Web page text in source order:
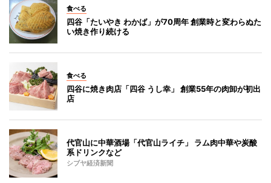
食べる
四谷「たいやき わかば」が70周年 創業時と変わらぬた
い焼き作り続ける
食べる
四谷に焼き肉店「四谷 うし幸」 創業55年の肉卸が初出
店
代官山に中華酒場「代官山ライチ」 ラム肉中華や炭酸
系ドリンクなど
シブヤ経済新聞